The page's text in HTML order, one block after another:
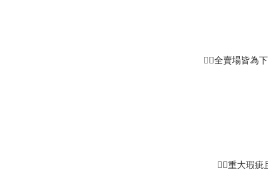
👉🏻全賣場皆
👉🏻重大瑕